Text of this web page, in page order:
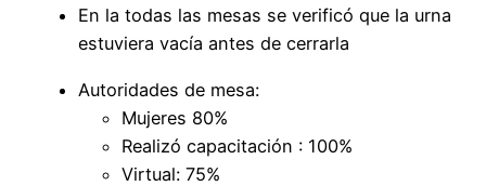
En la todas las mesas se verificó que la urna
estuviera vacía antes de cerrarla
Autoridades de mesa:
Mujeres 80%
Realizó capacitación : 100%
Virtual: 75%